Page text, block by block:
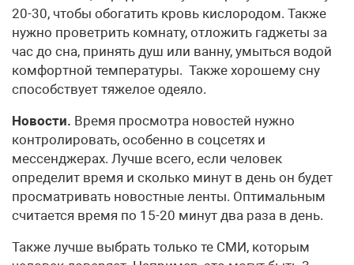
20-30, чтобы обогатить кровь кислородом. Также
нужно проветрить комнату, отложить гаджеты за
час до сна, принять душ или ванну, умыться водой
комфортной температуры. Также хорошему сну
способствует тяжелое одеяло.
Новости. Время просмотра новостей нужно
контролировать, особенно в соцсетях и
мессенджерах. Лучше всего, если человек
определит время и сколько минут в день он будет
просматривать новостные ленты. Оптимальным
считается время по 15-20 минут два раза в день.
Также лучше выбрать только те СМИ, которым